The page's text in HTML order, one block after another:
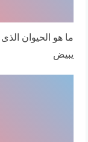
ما هو الحيوان الذى
يبيض